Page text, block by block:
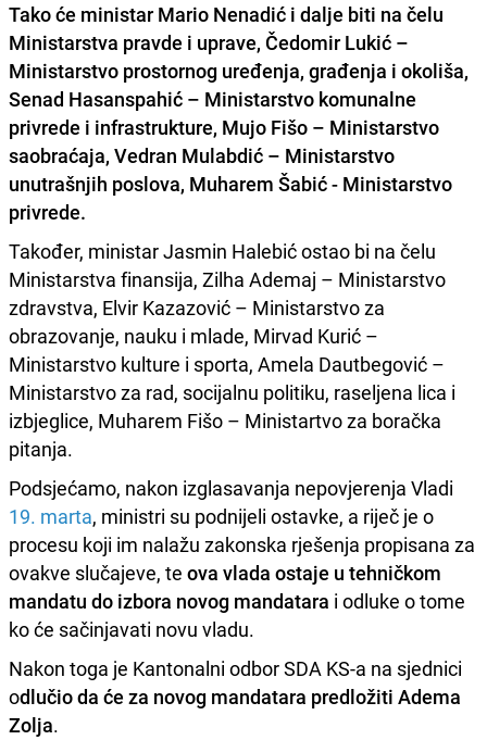
Tako će ministar Mario Nenadić i dalje biti na čelu
Ministarstva pravde i uprave, Čedomir Lukić –
Ministarstvo prostornog uređenja, građenja i okoliša,
Senad Hasanspahić – Ministarstvo komunalne
privrede i infrastrukture, Mujo Fišo – Ministarstvo
saobraćaja, Vedran Mulabdić – Ministarstvo
unutrašnjih poslova, Muharem Šabić - Ministarstvo
privrede.
Također, ministar Jasmin Halebić ostao bi na čelu
Ministarstva finansija, Zilha Ademaj – Ministarstvo
zdravstva, Elvir Kazazović – Ministarstvo za
obrazovanje, nauku i mlade, Mirvad Kurić –
Ministarstvo kulture i sporta, Amela Dautbegović –
Ministarstvo za rad, socijalnu politiku, raseljena lica i
izbjeglice, Muharem Fišo – Ministartvo za boračka
pitanja.
Podsjećamo, nakon izglasavanja nepovjerenja Vladi
19. marta, ministri su podnijeli ostavke, a riječ je o
procesu koji im nalažu zakonska rješenja propisana za
ovakve slučajeve, te ova vlada ostaje u tehničkom
mandatu do izbora novog mandatara i odluke o tome
ko će sačinjavati novu vladu.
Nakon toga je Kantonalni odbor SDA KS-a na sjednici
odlučio da će za novog mandatara predložiti Adema
Zolja.